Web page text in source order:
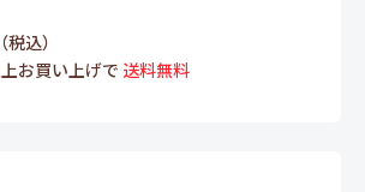
込）
お買い上げで 送料無料